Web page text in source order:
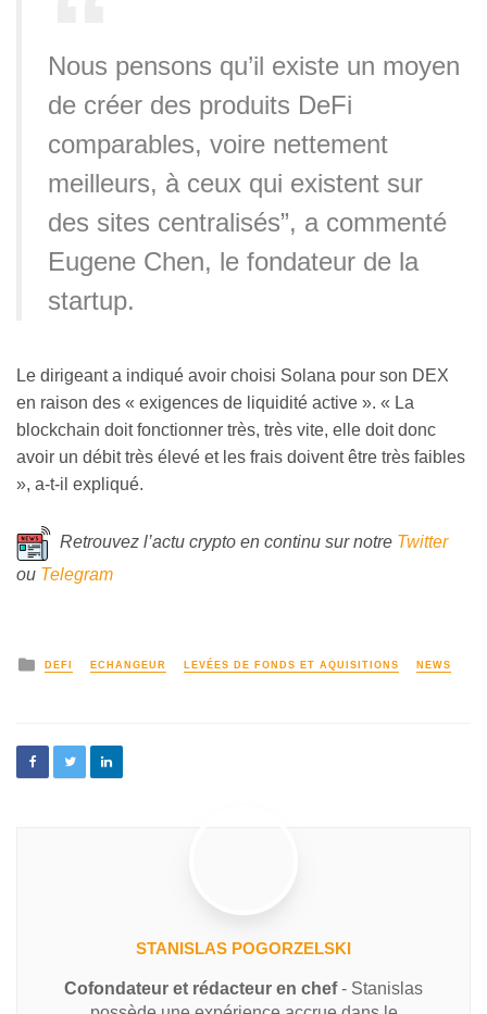
Nous pensons qu’il existe un moyen
de créer des produits DeFi
comparables, voire nettement
meilleurs, à ceux qui existent sur
des sites centralisés”, a commenté
Eugene Chen, le fondateur de la
startup.
Le dirigeant a indiqué avoir choisi Solana pour son DEX
en raison des « exigences de liquidité active ». « La
blockchain doit fonctionner très, très vite, elle doit donc
avoir un débit très élevé et les frais doivent être très faibles
», a-t-il expliqué.
Retrouvez l’actu crypto en continu sur notre Twitter
ou Telegram
DEFI ECHANGEUR LEVÉES DE FONDS ET AQUISITIONS NEWS
STANISLAS POGORZELSKI
Cofondateur et rédacteur en chef- Stanislas